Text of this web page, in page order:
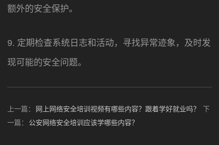
额外的安全保护。
9. 定期检查系统日志和活动，寻找异常迹象，及时发
现可能的安全问题。
上一篇： 网上网络安全培训视频有哪些内容？跟着学好就业吗？
下
一篇：
公安网络安全培训应该学哪些内容？